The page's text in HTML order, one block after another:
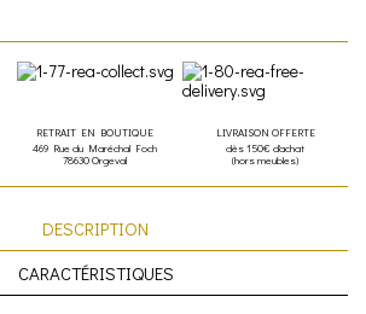
RETRAIT EN BOUTIQUE
469 Rue du Maréchal Foch
78630 Orgeval
LIVRAISON OFFERTE
dès 150€ d'achat
(hors meubles)
DESCRIPTION
CARACTÉRISTIQUES